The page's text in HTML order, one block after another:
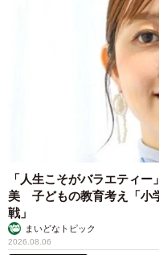
「人生こそがバラエティ
美 子どもの教育考え「小
戦」
まいどなトピック
2026.08.06